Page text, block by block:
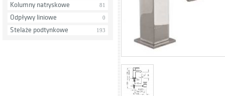
Kolumny natryskowe 81
Odpływy liniowe 0
Stelaże podtynkowe 193